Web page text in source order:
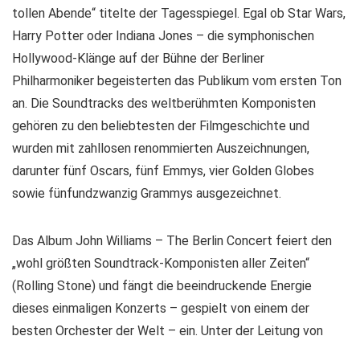
tollen Abende“ titelte der Tagesspiegel. Egal ob Star Wars,
Harry Potter oder Indiana Jones – die symphonischen
Hollywood-Klänge auf der Bühne der Berliner
Philharmoniker begeisterten das Publikum vom ersten Ton
an. Die Soundtracks des weltberühmten Komponisten
gehören zu den beliebtesten der Filmgeschichte und
wurden mit zahllosen renommierten Auszeichnungen,
darunter fünf Oscars, fünf Emmys, vier Golden Globes
sowie fünfundzwanzig Grammys ausgezeichnet.
Das Album John Williams – The Berlin Concert feiert den
„wohl größten Soundtrack-Komponisten aller Zeiten“
(Rolling Stone) und fängt die beeindruckende Energie
dieses einmaligen Konzerts – gespielt von einem der
besten Orchester der Welt – ein. Unter der Leitung von